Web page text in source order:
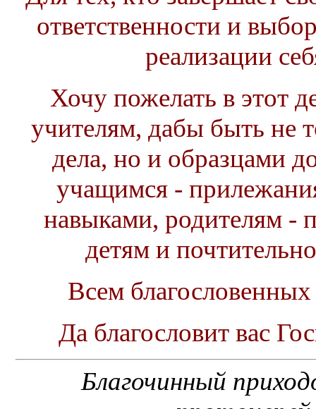
ответственности и
реализации
Хочу пожелать в этот
учителям, дабы быть не
дела, но и образцами
учащимся -
навыками, родителям -
детям и
Всем
Да благословит вас
Благочинный